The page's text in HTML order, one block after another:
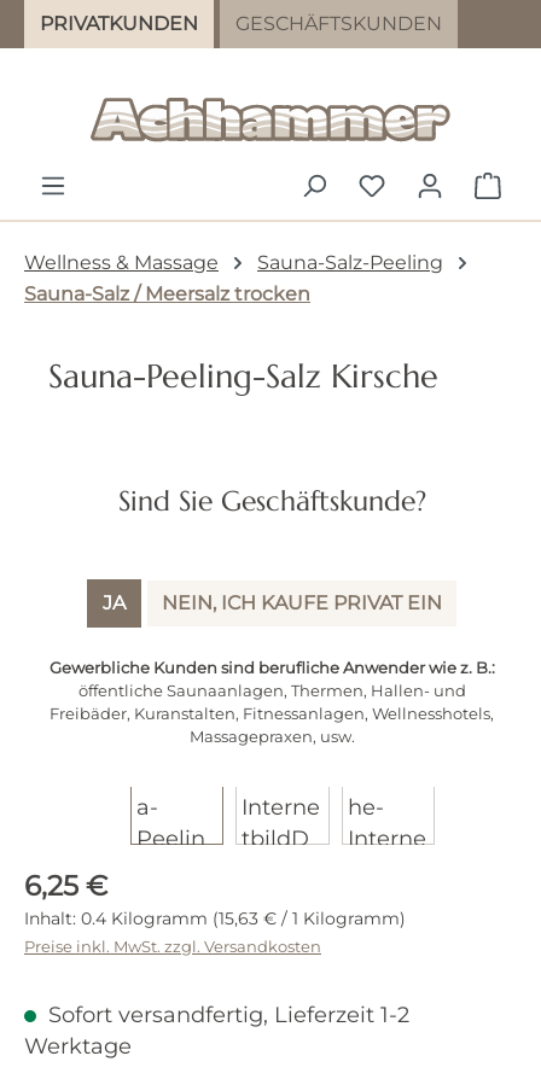
Zum Hauptinhalt springen
PRIVATKUNDEN GESCHÄFTSKUNDEN
Sind Sie Geschäftskunde?
JA NEIN, ICH KAUFE PRIVAT EIN
Gewerbliche Kunden sind berufliche Anwender wie z. B.:
öffentliche Saunaanlagen, Thermen, Hallen- und
Freibäder, Kuranstalten, Fitnessanlagen, Wellnesshotels,
Massagepraxen, usw.
DU HAST 0
Wellness & Massage
Sauna-Salz-Peeling
Sauna-Salz / Meersalz trocken
Sauna-Peeling-Salz Kirsche
Regulärer Preis:
6,25 €
Inhalt: 0.4 Kilogramm (15,63 € / 1 Kilogramm)
Preise inkl. MwSt. zzgl. Versandkosten
Sofort versandfertig, Lieferzeit 1-2
Werktage